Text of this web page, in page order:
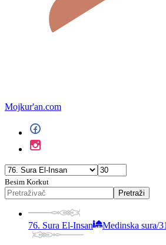
Mojkur'an.com
Besim Korkut
Pretraži
76. Sura El-Insan Medinska sura/